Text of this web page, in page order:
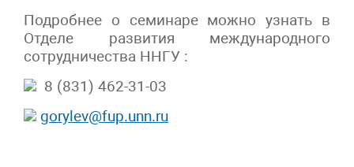
Подробнее о семинаре можно узнать в
Отделе развития международного
сотрудничества ННГУ :
8 (831) 462-31-03
gorylev@fup.unn.ru